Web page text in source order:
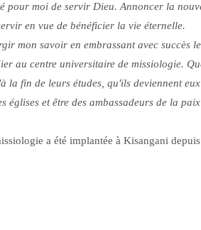
pour moi de servir Dieu. Annoncer la
en vue de bénéficier la vie éternelle.
mon savoir en embrassant avec succès
au centre universitaire de missiologie.
la fin de leurs études, qu'ils deviennent
églises et être des ambassadeurs de la
a été implantée à Kisangani